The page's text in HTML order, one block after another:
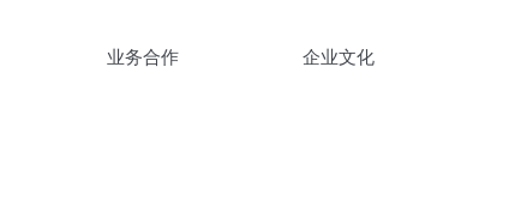
业务合作 企业文化